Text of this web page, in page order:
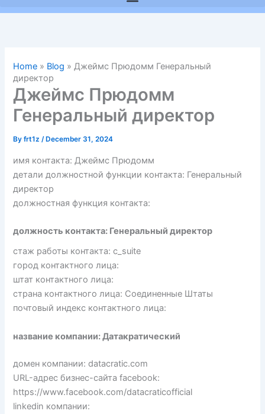
Home » Blog »Джеймс Прюдомм Генеральный
директор
Джеймс Прюдомм
Генеральный директор
Byfrt1z/ December 31, 2024
имя контакта: Джеймс Прюдомм
детали должностной функции контакта: Генеральный
директор
должностная функция контакта:
должность контакта: Генеральный директор
стаж работы контакта: c_suite
город контактного лица:
штат контактного лица:
страна контактного лица: Соединенные Штаты
почтовый индекс контактного лица:
название компании: Датакратический
домен компании: datacratic.com
URL-адрес бизнес-сайта facebook:
https://www.facebook.com/datacraticofficial
linkedin компании: